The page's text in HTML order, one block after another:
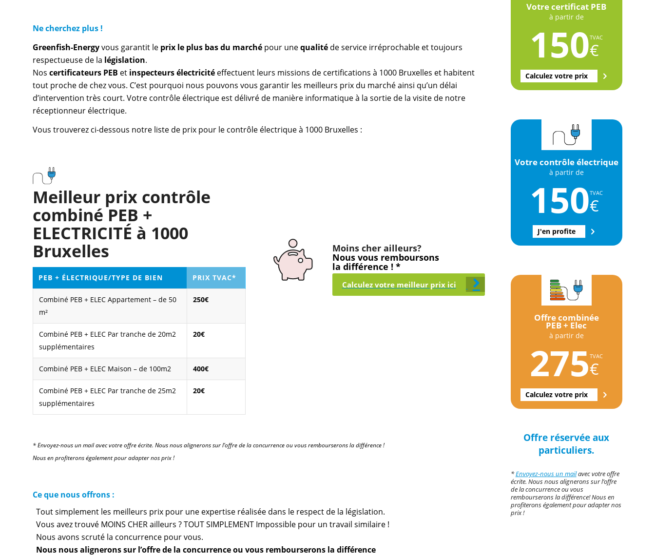
Ne cherchez plus !
Greenfish-Energyvous garantit le prix le plus bas du marché pour unequalité de service irréprochable et toujours
respectueuse de la législation.
Nos certificateurs PEB et inspecteurs électricité effectuent leurs missions de certifications à 1000 Bruxelles et habitent
tout proche de chez vous. C’est pourquoi nous pouvons vous garantir les meilleurs prix du marché ainsi qu’un délai
d’intervention très court. Votre contrôle électrique est délivré de manière informatique à la sortie de la visite de notre
réceptionneur électrique.
Vous trouverez ci-dessous notre liste de prix pour le contrôle électrique à 1000 Bruxelles :
Meilleur prix contrôle
combiné PEB +
ELECTRICITÉ à 1000
Bruxelles
PEB + ÉLECTRIQUE/TYPE DE BIEN PRIX TVAC*
Combiné PEB + ELEC Appartement – de 50
m²
250€
Combiné PEB + ELEC Par tranche de 20m2
supplémentaires
20€
Combiné PEB + ELEC Maison – de 100m2 400€
Combiné PEB + ELEC Par tranche de 25m2
supplémentaires
20€
Moins cher ailleurs?
Nous vous remboursons
la différence ! *
Calculez votre meilleur prix ici
* Envoyez-nous un mail avec votre offre écrite. Nous nous alignerons sur l’offre de la concurrence ou vous rembourserons la différence !
Nous en profiterons également pour adapter nos prix !
Ce que nous offrons :
Tout simplement les meilleurs prix pour une expertise réalisée dans le respect de la législation.
Vous avez trouvé MOINS CHER ailleurs ? TOUT SIMPLEMENT Impossible pour un travail similaire !
Nous avons scruté la concurrence pour vous.
Nous nous alignerons sur l’offre de la concurrence ou vous rembourserons la différence
Votre certificat PEB
à partir de
150TVAC
€
Calculez votre prix
Votre contrôle électrique
à partir de
150TVAC
€
J'en profite
Offre combinée
PEB + Elec
à partir de
275TVAC
€
Calculez votre prix
Offre réservée aux
particuliers.
*Envoyez-nous un mailavec votre offre
écrite. Nous nous alignerons sur l’offre
de la concurrence ou vous
rembourserons la différence! Nous en
profiterons également pour adapter nos
prix !